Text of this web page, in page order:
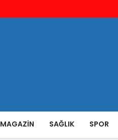
MAGAZIN SAĞLIK SPOR